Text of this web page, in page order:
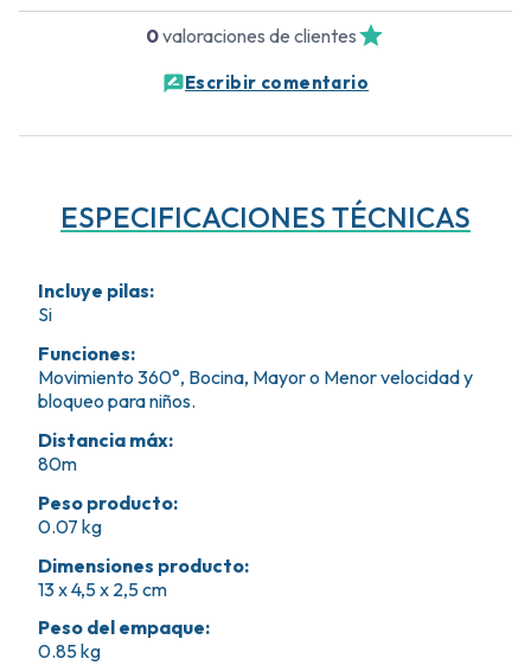
0valoraciones de clientes
Escribir comentario
ESPECIFICACIONES TÉCNICAS
Incluye pilas:
Si
Funciones:
Movimiento 360°, Bocina, Mayor o Menor velocidad y
bloqueo para niños.
Distancia máx:
80m
Peso producto:
0.07 kg
Dimensiones producto:
13 x 4,5 x 2,5 cm
Peso del empaque:
0.85 kg